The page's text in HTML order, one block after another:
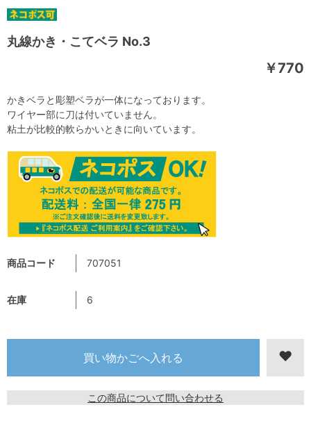
丸線かき・こてベラ No.3
￥770
商品コード 707051
在庫 6
この商品について問い合わせる
かきベラと彫塑ベラが一体になっております。
ワイヤー部に刀は付いていません。
粘土が比較的軟らかいときに向いています。